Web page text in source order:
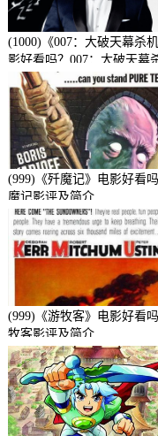
(1000)《007：大破天幕杀
影好看吗？007：大破天幕
影评及简介
(999)《歼魔记》电影好看
魔记影评及简介
(999)《游牧客》电影好看
牧客影评及简介